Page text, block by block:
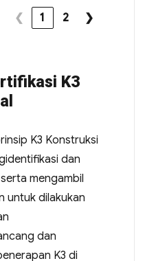
❮ 1 2 ❯
K3
K3 Konstruksi
dan
mengambil
untuk dilakukan
dan
K3 di